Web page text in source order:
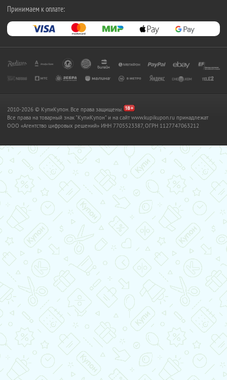
Принимаем к оплате:
2010-2026 © КупиКупон. Все права защищены.
Все права на товарный знак "КупиКупон" и на сайт www.kupikupon.ru принадлежат
OOO «Агентство цифровых решений» ИНН 7705523387, ОГРН 1127747063212